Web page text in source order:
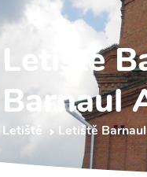
Letiště
Barnaul
Letiště Letiště